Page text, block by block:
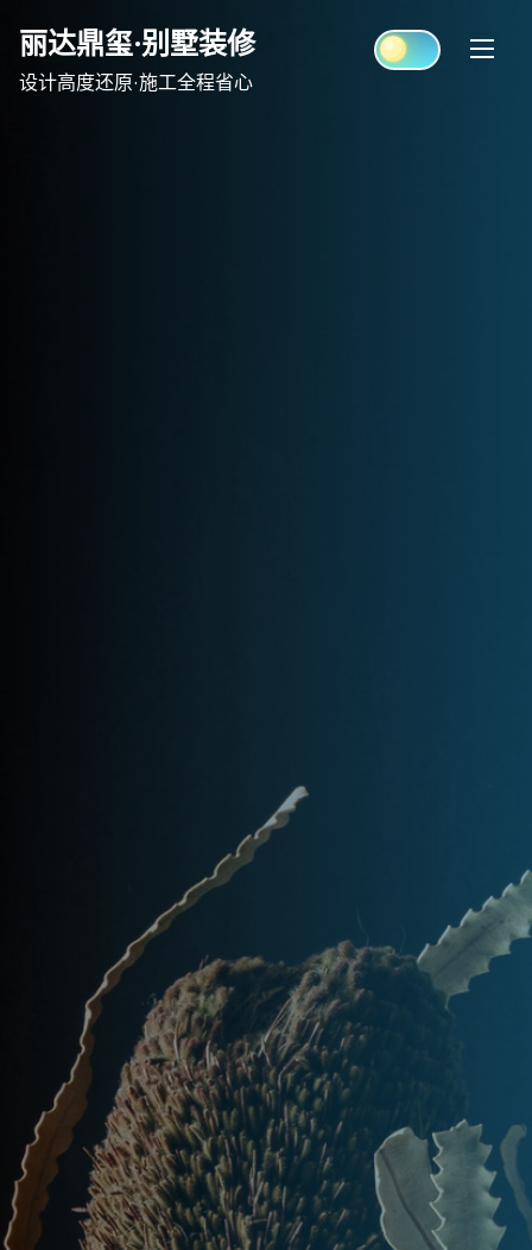
content
丽达鼎玺·别墅装修
设计高度还原·施工全程省心